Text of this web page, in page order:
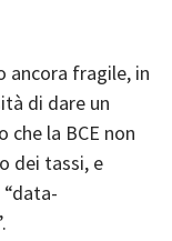
ancora fragile, in
di dare un
la BCE non
dei tassi, e